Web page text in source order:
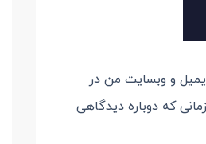
و وبسایت من در
که دوباره دیدگاهی